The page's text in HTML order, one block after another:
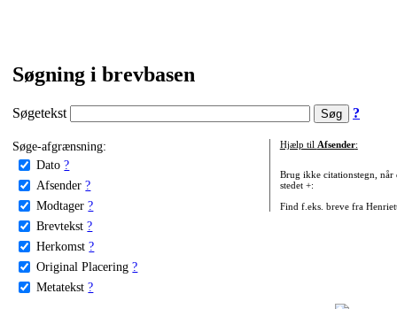
Søgning i brevbasen
Søgetekst ?
Søge-afgrænsning:
Dato ?
Afsender ?
Modtager ?
Brevtekst ?
Herkomst ?
Original Placering ?
Metatekst ?
Hjælp til Afsender:
Brug ikke citationstegn, når
stedet +:
Find f.eks. breve fra